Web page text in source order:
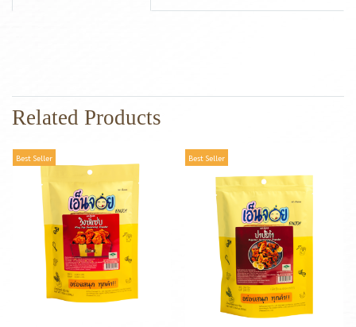
Related Products
Best Seller Best Seller